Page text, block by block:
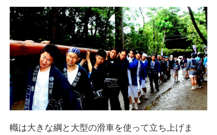
幟は大きな綱と大型の滑車を使って立ち上げま